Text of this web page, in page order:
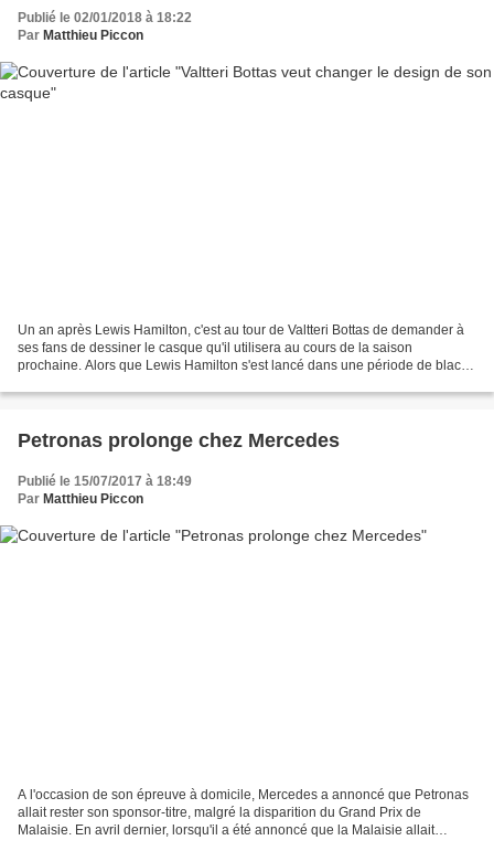
Publié le 02/01/2018 à 18:22
Par Matthieu Piccon
Un an après Lewis Hamilton, c'est au tour de Valtteri Bottas de demander à
ses fans de dessiner le casque qu'il utilisera au cours de la saison
prochaine. Alors que Lewis Hamilton s'est lancé dans une période de black-
Petronas prolonge chez Mercedes
Publié le 15/07/2017 à 18:49
Par Matthieu Piccon
A l'occasion de son épreuve à domicile, Mercedes a annoncé que Petronas
allait rester son sponsor-titre, malgré la disparition du Grand Prix de
Malaisie. En avril dernier, lorsqu'il a été annoncé que la Malaisie allait